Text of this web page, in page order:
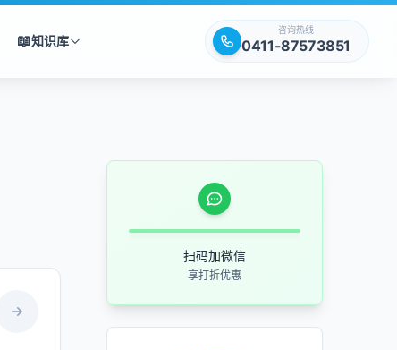
📖知识库
咨询热线
0411-87573851
扫码加微信
享打折优惠